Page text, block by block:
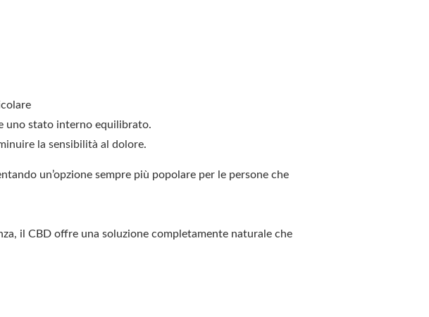
uno stato interno equilibrato.
la sensibilità al dolore.
un’opzione sempre più popolare per le persone che
il CBD offre una soluzione completamente naturale che